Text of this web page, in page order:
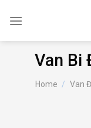
Van Bi
Home / Van